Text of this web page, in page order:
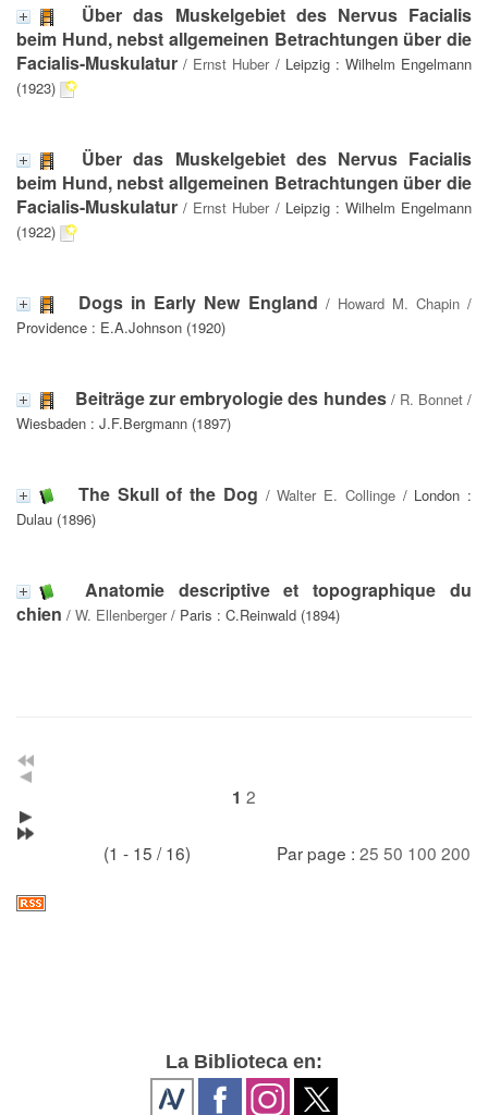
Über das Muskelgebiet des Nervus Facialis
beim Hund, nebst allgemeinen Betrachtungen über die
Facialis-Muskulatur / Ernst Huber/ Leipzig : Wilhelm Engelmann
(1923)
Über das Muskelgebiet des Nervus Facialis
beim Hund, nebst allgemeinen Betrachtungen über die
Facialis-Muskulatur / Ernst Huber/ Leipzig : Wilhelm Engelmann
(1922)
Dogs in Early New England / Howard M. Chapin/
Providence : E.A.Johnson (1920)
Beiträge zur embryologie des hundes/ R. Bonnet/
Wiesbaden : J.F.Bergmann (1897)
The Skull of the Dog /Walter E. Collinge/ London :
Dulau (1896)
Anatomie descriptive et topographique du
chien / W. Ellenberger/ Paris : C.Reinwald (1894)
1 2
(1 - 15 / 16) Par page : 25 50 100 200
La Biblioteca en: